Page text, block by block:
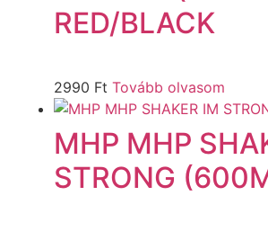
RED/BLACK
2990 Ft Tovább olvasom
MHP MHP
STRONG